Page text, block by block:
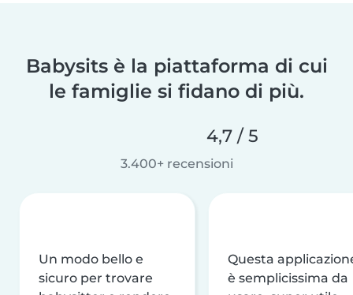
Babysits è la piattaforma di cui
le famiglie si fidano di più.
4,7 / 5
3.400+ recensioni
Un modo bello e
sicuro per trovare
Questa
è semplicissima da